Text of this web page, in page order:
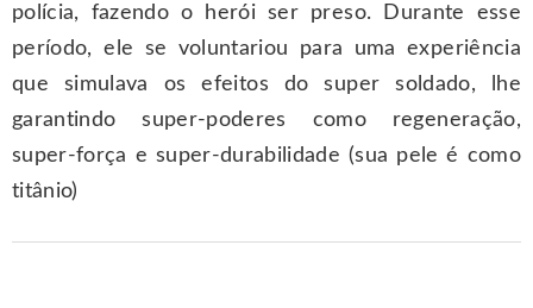
polícia, fazendo o herói ser preso. Durante esse
período, ele se voluntariou para uma experiência
que simulava os efeitos do super soldado, lhe
garantindo super-poderes como regeneração,
super-força e super-durabilidade (sua pele é como
titânio)